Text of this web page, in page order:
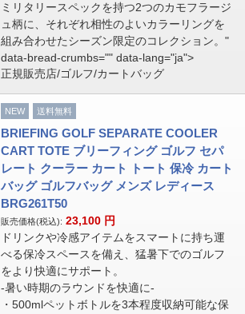
ミリタリースペックを持つ2つのカモフラージ
ュ柄に、それぞれ相性のよいカラーリングを
組み合わせたシーズン限定のコレクション。"
data-bread-crumbs="" data-lang="ja">
正規販売店/ゴルフ/カートバッグ
NEW 送料無料
BRIEFING GOLF SEPARATE COOLER
CART TOTE ブリーフィング ゴルフ セパ
レート クーラー カート トート 保冷 カート
バッグ ゴルフバッグ メンズ レディース
BRG261T50
販売価格(税込): 23,100 円
ドリンクや冷感アイテムをスマートに持ち運
べる保冷スペースを備え、猛暑下でのゴルフ
をより快適にサポート。
-暑い時期のラウンドを快適に-
・500mlペットボトルを3本程度収納可能な保